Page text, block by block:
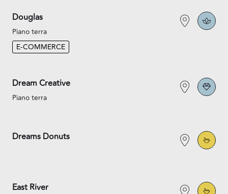
Douglas
Piano terra
E-COMMERCE
Dream Creative
Piano terra
Dreams Donuts
East River